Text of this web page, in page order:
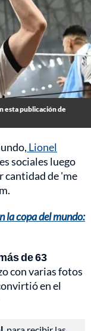
esta publicación de
Lionel
sociales luego
cantidad de 'me
la copa del mundo:
de 63
con varias fotos
en el